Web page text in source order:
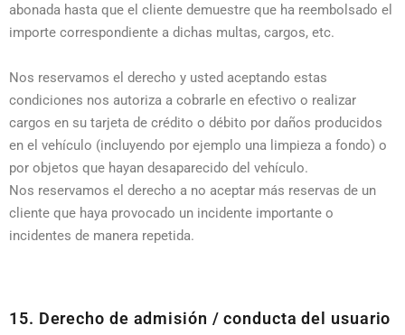
abonada hasta que el cliente demuestre que ha reembolsado el
importe correspondiente a dichas multas, cargos, etc.
Nos reservamos el derecho y usted aceptando estas
condiciones nos autoriza a cobrarle en efectivo o realizar
cargos en su tarjeta de crédito o débito por daños producidos
en el vehículo (incluyendo por ejemplo una limpieza a fondo) o
por objetos que hayan desaparecido del vehículo.
Nos reservamos el derecho a no aceptar más reservas de un
cliente que haya provocado un incidente importante o
incidentes de manera repetida.
15. Derecho de admisión / conducta del usuario